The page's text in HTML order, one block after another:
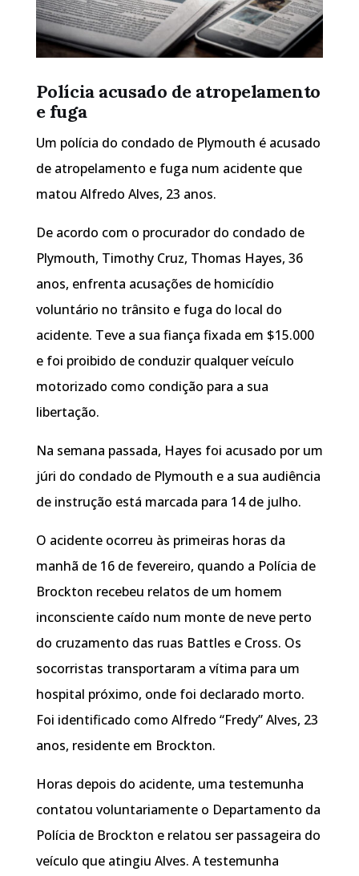
Polícia acusado de atropelamento
e fuga
Um polícia do condado de Plymouth é acusado
de atropelamento e fuga num acidente que
matou Alfredo Alves, 23 anos.
De acordo com o procurador do condado de
Plymouth, Timothy Cruz, Thomas Hayes, 36
anos, enfrenta acusações de homicídio
voluntário no trânsito e fuga do local do
acidente. Teve a sua fiança fixada em $15.000
e foi proibido de conduzir qualquer veículo
motorizado como condição para a sua
libertação.
Na semana passada, Hayes foi acusado por um
júri do condado de Plymouth e a sua audiência
de instrução está marcada para 14 de julho.
O acidente ocorreu às primeiras horas da
manhã de 16 de fevereiro, quando a Polícia de
Brockton recebeu relatos de um homem
inconsciente caído num monte de neve perto
do cruzamento das ruas Battles e Cross. Os
socorristas transportaram a vítima para um
hospital próximo, onde foi declarado morto.
Foi identificado como Alfredo “Fredy” Alves, 23
anos, residente em Brockton.
Horas depois do acidente, uma testemunha
contatou voluntariamente o Departamento da
Polícia de Brockton e relatou ser passageira do
veículo que atingiu Alves. A testemunha